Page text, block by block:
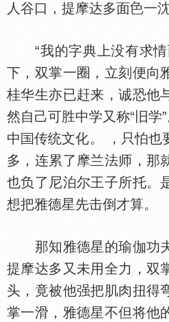
人谷口，提摩达多面
一
“我的字典上没有求情
下，双掌一圈，立刻便向
桂华生亦已赶来，诚恐他
然自己可胜中学又称“旧学
中
传统文化。 ，只怕也
多，连累了摩兰法师，那
也负了尼泊尔王子所托。
想把雅德星先击倒才算。
那知雅德星的瑜伽功夫
提摩达多又未用全力，双
头，竟被他强把肌肉扭得
掌一滑，雅德星不但将他